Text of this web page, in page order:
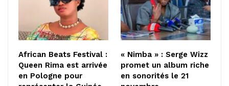
African Beats Festival :
Queen Rima est arrivée
en Pologne pour
« Nimba » : Serge Wizz
promet un album riche
en sonorités le 21